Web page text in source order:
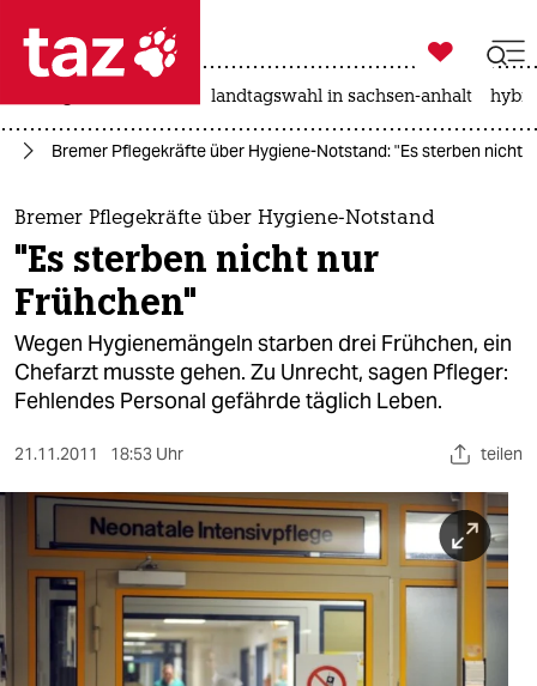
 taz zahl ich
taz zahl ich
themen
politik
öko
gesellschaft
sport
berlin
nord
wahrheit

taz zahl ich
landtagswahl in sachsen-anhalt
Bremer Pflegekräfte über Hygiene-Notstand: "Es sterben nicht
Bremer Pflegekräfte über Hygiene-Notstand
"Es sterben nicht nur
Frühchen"
Wegen Hygienemängeln starben drei Frühchen, ein
Chefarzt musste gehen. Zu Unrecht, sagen Pfleger:
Fehlendes Personal gefährde täglich Leben.
21.11.2011 18:53 Uhr teilen